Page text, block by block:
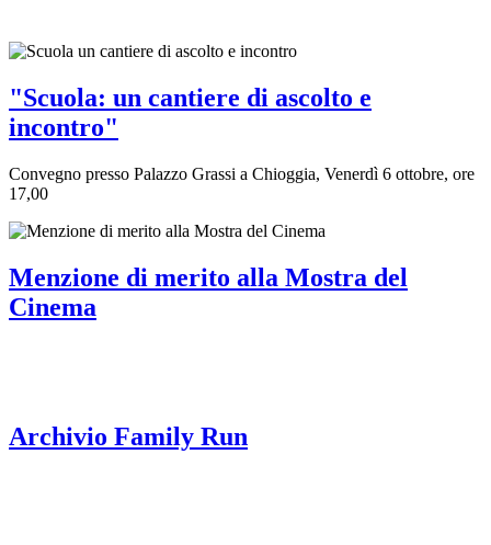
"Scuola: un cantiere di ascolto e
incontro"
Convegno presso Palazzo Grassi a Chioggia, Venerdì 6 ottobre, ore
17,00
Menzione di merito alla Mostra del
Cinema
Archivio Family Run